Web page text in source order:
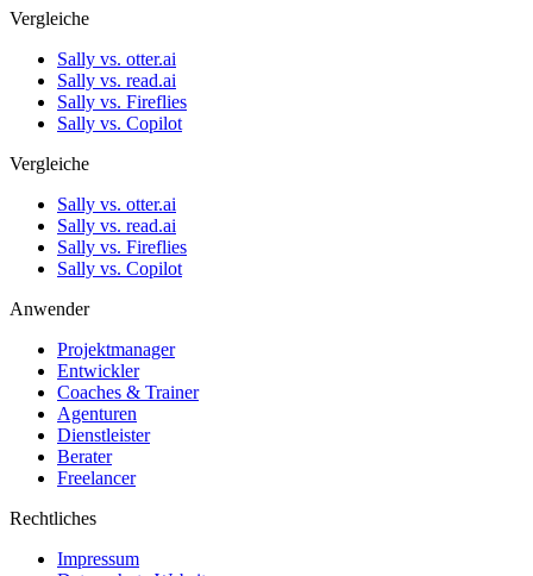
Vergleiche
Sally vs. otter.ai
Sally vs. read.ai
Sally vs. Fireflies
Sally vs. Copilot
Vergleiche
Sally vs. otter.ai
Sally vs. read.ai
Sally vs. Fireflies
Sally vs. Copilot
Anwender
Projektmanager
Entwickler
Coaches & Trainer
Agenturen
Dienstleister
Berater
Freelancer
Rechtliches
Impressum